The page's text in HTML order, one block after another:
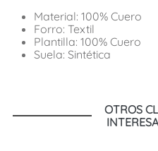
Material: 100% Cuero
Forro: Textil
Plantilla: 100% Cuero
Suela: Sintética
OTROS